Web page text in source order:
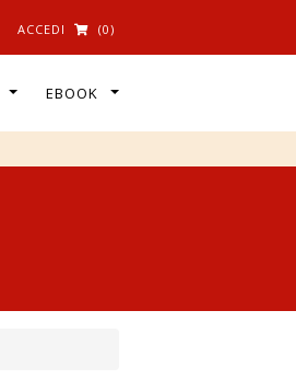
ACCEDI (0)
EBOOK